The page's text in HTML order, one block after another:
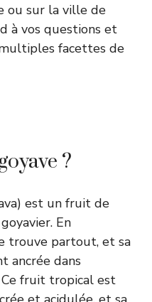
ou sur la ville de
à vos questions et
facettes de
?
est un fruit de
En
trouve partout, et sa
ancrée dans
Ce fruit tropical est